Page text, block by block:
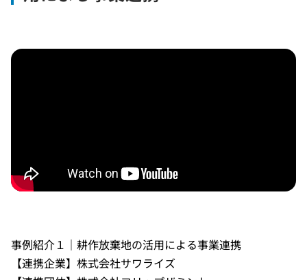
事例紹介１｜耕作放棄地の活用による事業連携
【連携企業】株式会社サワライズ